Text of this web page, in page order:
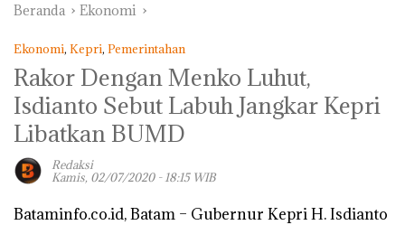
Beranda Ekonomi
Ekonomi, Kepri, Pemerintahan
Rakor Dengan Menko Luhut,
Isdianto Sebut Labuh Jangkar Kepri
Libatkan BUMD
Redaksi
Kamis, 02/07/2020 - 18:15 WIB
Bataminfo.co.id, Batam – Gubernur Kepri H. Isdianto